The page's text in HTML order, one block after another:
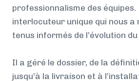
professionnalisme des équipes.
interlocuteur unique qui nous a
tenus informés de l’évolution
Il a géré le dossier, de la
jusqu’à la livraison et à